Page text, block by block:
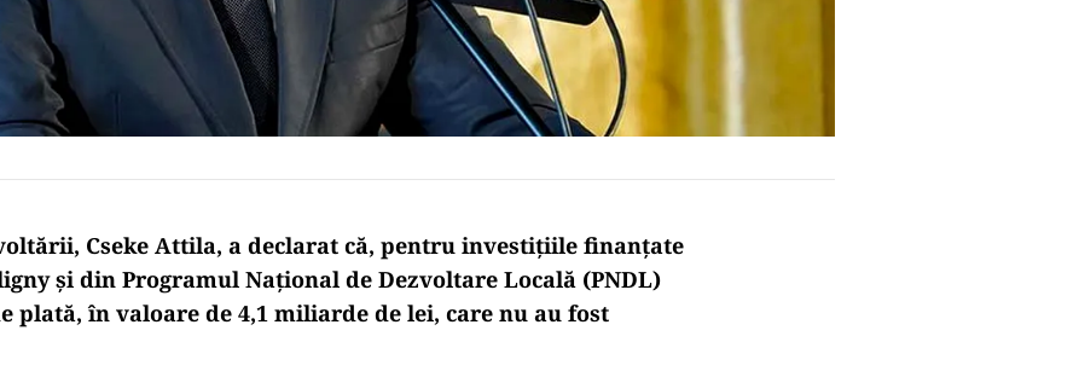
Cseke Attila, a declarat că, pentru investițiile finanțate
și din Programul Național de Dezvoltare Locală (PNDL)
plată, în valoare de 4,1 miliarde de lei, care nu au fost